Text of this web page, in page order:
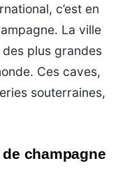
c’est en
La ville
plus grandes
Ces caves,
souterraines,
champagne